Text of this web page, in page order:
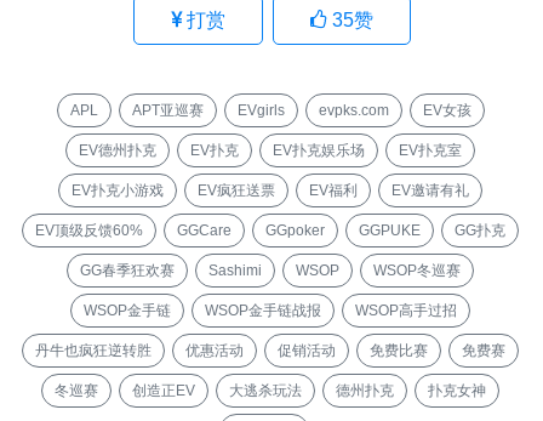
打赏 35赞
APL APT亚巡赛 EVgirls evpks.com EV女孩
EV德州扑克 EV扑克 EV扑克娱乐场 EV扑克室
EV扑克小游戏 EV疯狂送票 EV福利 EV邀请有礼
EV顶级反馈60% GGCare GGpoker GGPUKE GG扑克
GG春季狂欢赛 Sashimi WSOP WSOP冬巡赛
WSOP金手链 WSOP金手链战报 WSOP高手过招
丹牛也疯狂逆转胜 优惠活动 促销活动 免费比赛 免费赛
冬巡赛 创造正EV 大逃杀玩法 德州扑克 扑克女神